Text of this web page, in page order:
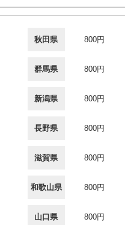
秋田県 800円
群馬県 800円
新潟県 800円
長野県 800円
滋賀県 800円
和歌山県 800円
山口県 800円